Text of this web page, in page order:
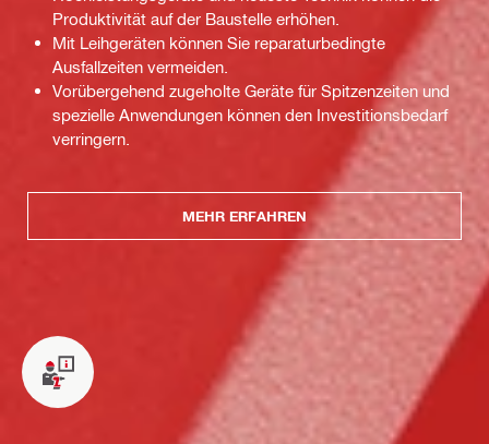
Produktivität auf der Baustelle erhöhen.
Mit Leihgeräten können Sie reparaturbedingte
Ausfallzeiten vermeiden.
Vorübergehend zugeholte Geräte für Spitzenzeiten und
spezielle Anwendungen können den Investitionsbedarf
verringern.
MEHR ERFAHREN